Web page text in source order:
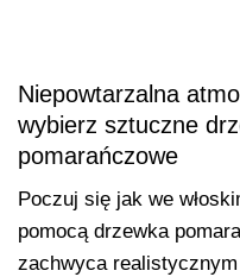
Niepowtarzalna
wybierz sztuczne
pomarańczowe
Poczuj się jak we
pomocą drzewka
zachwyca